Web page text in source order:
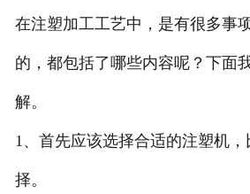
在注塑加工工艺中，是有很多事
的，都包括了哪些内容呢？下面
解。
1、首先应该选择合适的注塑机
择。